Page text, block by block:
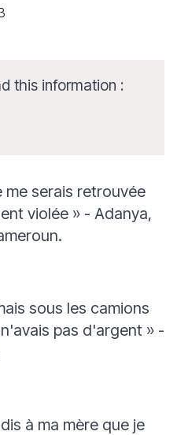
this information :
me serais retrouvée
violée » - Adanya,
sous les camions
pas d'argent » -
à ma mère que je